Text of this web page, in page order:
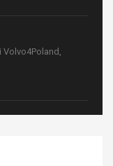
Volvo4Poland,